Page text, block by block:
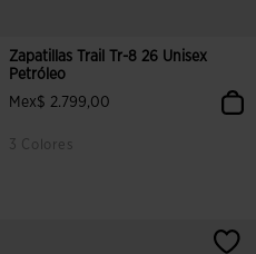
Zapatillas Trail Tr-8 26 Unisex
Petróleo
Mex$ 2.799,00
3 Colores
3.3 sobre 5 de valoración de clientes